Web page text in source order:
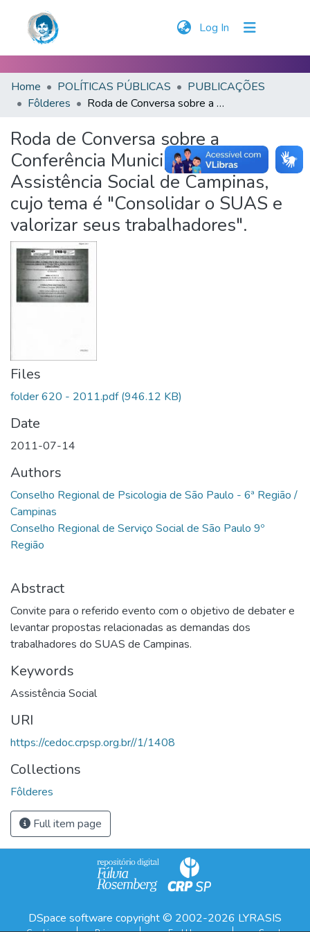
Log In (current)
Home POLÍTICAS PÚBLICAS
PUBLICAÇÕES
Fôlderes
Roda de Conversa sobre a Conferência Municipal de Assistência Social de Campinas, cujo tema é "Consolidar o SUAS e valorizar seus trabalhadores".
Roda de Conversa sobre a
Conferência Municipal de
Assistência Social de Campinas,
cujo tema é "Consolidar o SUAS e
valorizar seus trabalhadores".
Files
folder 620 - 2011.pdf(946.12 KB)
Date
2011-07-14
Authors
Conselho Regional de Psicologia de São Paulo - 6ª Região /
Campinas
Conselho Regional de Serviço Social de São Paulo 9º
Região
Abstract
Convite para o referido evento com o objetivo de debater e
levantar propostas relacionadas as demandas dos
trabalhadores do SUAS de Campinas.
Keywords
Assistência Social
URI
https://cedoc.crpsp.org.br//1/1408
Collections
Fôlderes
Full item page
DSpace software copyright © 2002-2026 LYRASIS